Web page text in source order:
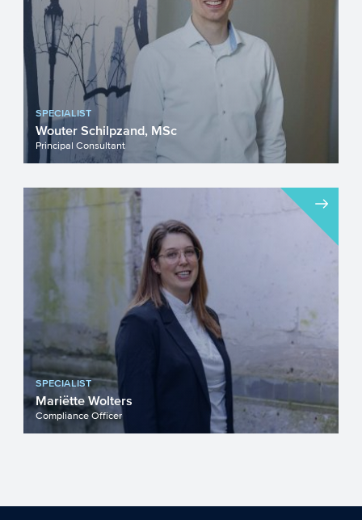
SPECIALIST
Wouter Schilpzand, MSc
Principal Consultant
SPECIALIST
Mariëtte Wolters
Compliance Officer